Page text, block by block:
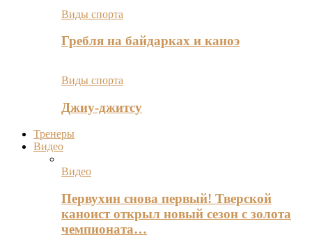
Виды спорта
Гребля на байдарках и каноэ
Виды спорта
Джиу-джитсу
Тренеры
Видео
Видео
Первухин снова первый! Тверской
каноист открыл новый сезон с золота
чемпионата…